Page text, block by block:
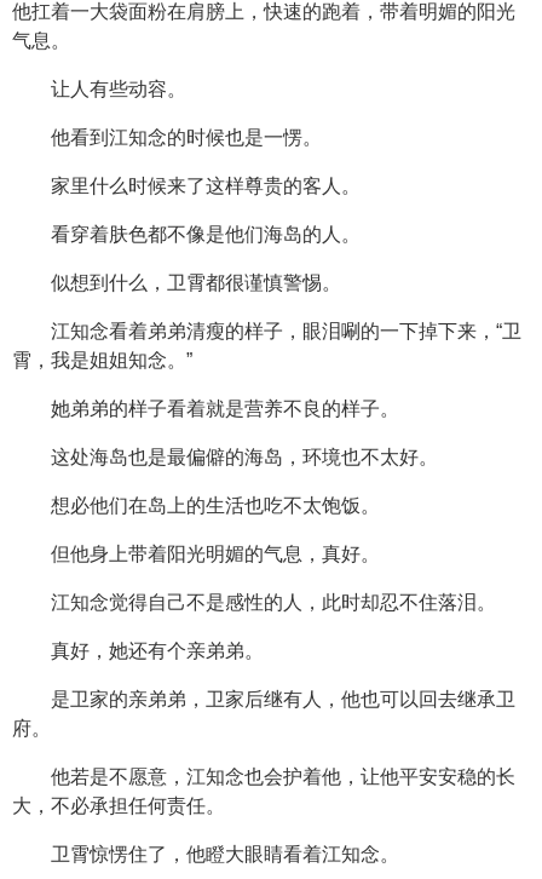
他扛着一大袋面粉在肩膀上，快速的跑着，带着明媚的阳光
气息。
让人有些动容。
他看到江知念的时候也是一愣。
家里什么时候来了这样尊贵的客人。
看穿着肤色都不像是他们海岛的人。
似想到什么，卫霄都很谨慎警惕。
江知念看着弟弟清瘦的样子，眼泪唰的一下掉下来，“卫
霄，我是姐姐知念。”
她弟弟的样子看着就是营养不良的样子。
这处海岛也是最偏僻的海岛，环境也不太好。
想必他们在岛上的生活也吃不太饱饭。
但他身上带着阳光明媚的气息，真好。
江知念觉得自己不是感性的人，此时却忍不住落泪。
真好，她还有个亲弟弟。
是卫家的亲弟弟，卫家后继有人，他也可以回去继承卫
府。
他若是不愿意，江知念也会护着他，让他平安安稳的长
大，不必承担任何责任。
卫霄惊愣住了，他瞪大眼睛看着江知念。